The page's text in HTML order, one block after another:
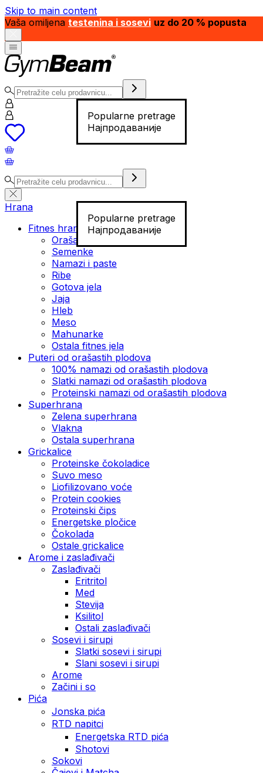
Skip to main content
Vaša omiljena testenina i sosevi uz do 20 % popusta
Popularne pretrage
Најпродаваније
Popularne pretrage
Најпродаваније
Hrana
Fitnes hrana
Orašasti plodovi
Semenke
Namazi i paste
Ribe
Gotova jela
Јаја
Hleb
Meso
Mahunarke
Ostala fitnes jela
Puteri od orašastih plodova
100% namazi od orašastih plodova
Slatki namazi od orašastih plodova
Proteinski namazi od orašastih plodova
Superhrana
Zelena superhrana
Vlakna
Ostala superhrana
Grickalice
Proteinske čokoladice
Suvo meso
Liofilizovano voće
Protein cookies
Proteinski čips
Energetske pločice
Čokolada
Ostale grickalice
Arome i zaslađivači
Zaslađivači
Eritritol
Med
Stevija
Ksilitol
Ostali zaslađivači
Sosevi i sirupi
Slatki sosevi i sirupi
Slani sosevi i sirupi
Arome
Začini i so
Pića
Jonska pića
RTD napitci
Energetska RTD pića
Shotovi
Sokovi